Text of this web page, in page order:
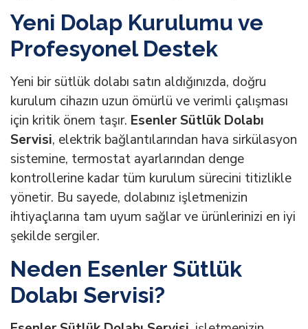
Yeni Dolap Kurulumu ve
Profesyonel Destek
Yeni bir sütlük dolabı satın aldığınızda, doğru
kurulum cihazın uzun ömürlü ve verimli çalışması
için kritik önem taşır. Esenler Sütlük Dolabı
Servisi, elektrik bağlantılarından hava sirkülasyon
sistemine, termostat ayarlarından denge
kontrollerine kadar tüm kurulum sürecini titizlikle
yönetir. Bu sayede, dolabınız işletmenizin
ihtiyaçlarına tam uyum sağlar ve ürünlerinizi en iyi
şekilde sergiler.
Neden Esenler Sütlük
Dolabı Servisi?